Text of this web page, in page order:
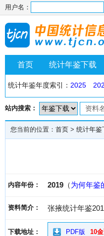
用户名：
首页 统计年鉴下载
统计年鉴年度索引： 2025
站内搜索：
您当前的位置： 首页 > 统计年鉴
内容年份： 2019 （为何年鉴
资料简介： 张掖统计年鉴
下载地址： PDF版 10